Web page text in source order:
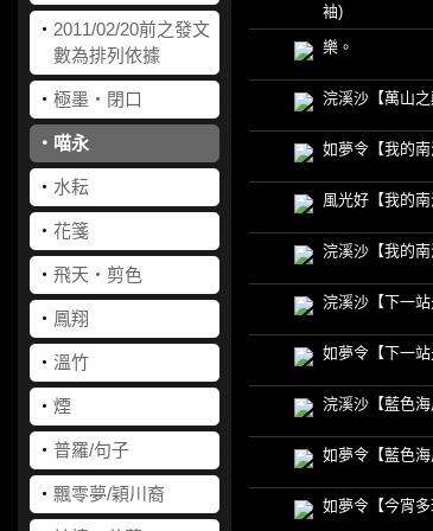
‧ 2011/02/20前之發文
數為排列依據
‧ 極墨‧閉口
‧ 喵永
‧ 水耘
‧ 花箋
‧ 飛天‧剪色
‧ 鳳翔
‧ 溫竹
‧ 煙
‧ 普羅/句子
‧ 飄零夢/穎川裔
袖)
樂。
浣溪沙【萬山之
如夢令【我的南
風光好【我的南
浣溪沙【我的南
浣溪沙【下一站
如夢令【下一站
浣溪沙【藍色海
如夢令【藍色海
如夢令【今宵多